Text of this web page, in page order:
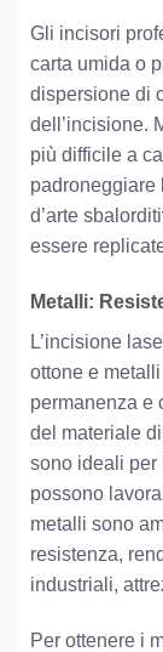
Gli incisori
carta umida o
dispersione di
dell’incisione.
più difficile a
padroneggiare
d’arte
essere
Metalli:
L’incisione
ottone e
permanenza e
del materiale
sono ideali per
possono
metalli sono
resistenza,
industriali,
Per ottenere i